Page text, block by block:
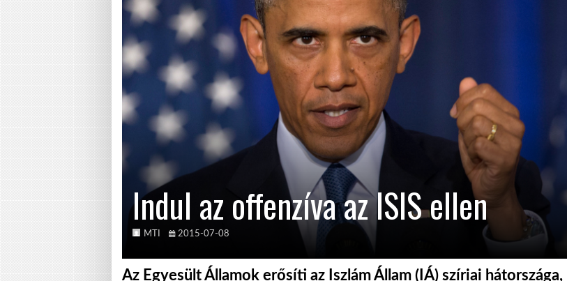
Indul az offenzíva az ISIS ellen
MTI 2015-07-08
Az Egyesült Államok erősíti az Iszlám Állam (IÁ) szíriai hátországa,